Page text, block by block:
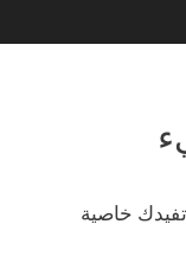
تفيدك خاصية